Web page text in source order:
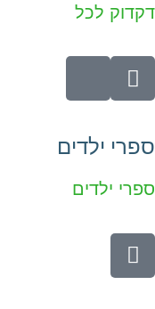
דקדוק לכל
ספרי ילדים
ספרי ילדים